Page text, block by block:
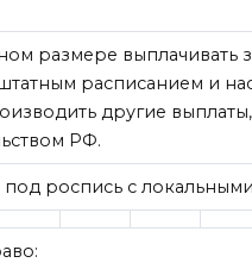
размере выплачивать
расписанием и
другие
РФ.
под роспись с